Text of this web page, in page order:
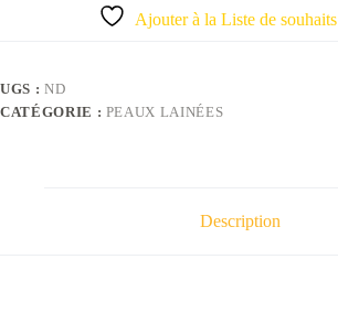
Ajouter à la Liste de souhaits
UGS : ND
CATÉGORIE : PEAUX LAINÉES
Description